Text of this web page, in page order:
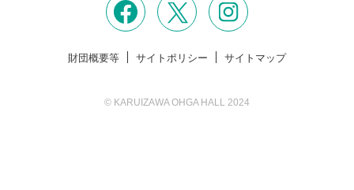
財団概要等 サイトポリシー サイトマップ
© KARUIZAWA OHGA HALL 2024